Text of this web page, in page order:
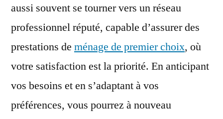
aussi souvent se tourner vers un réseau
professionnel réputé, capable d’assurer des
prestations de ménage de premier choix, où
votre satisfaction est la priorité. En anticipant
vos besoins et en s’adaptant à vos
préférences, vous pourrez à nouveau